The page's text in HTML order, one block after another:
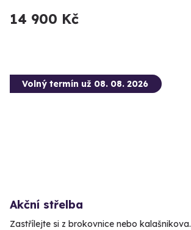
14 900 Kč
Volný termín už 08. 08. 2026
Akční střelba
Zastřílejte si z brokovnice nebo kalašnikova.